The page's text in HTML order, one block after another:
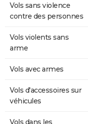
Vols sans violence
contre des personnes
Vols violents sans
arme
Vols avec armes
Vols d'accessoires sur
véhicules
Vols dans les